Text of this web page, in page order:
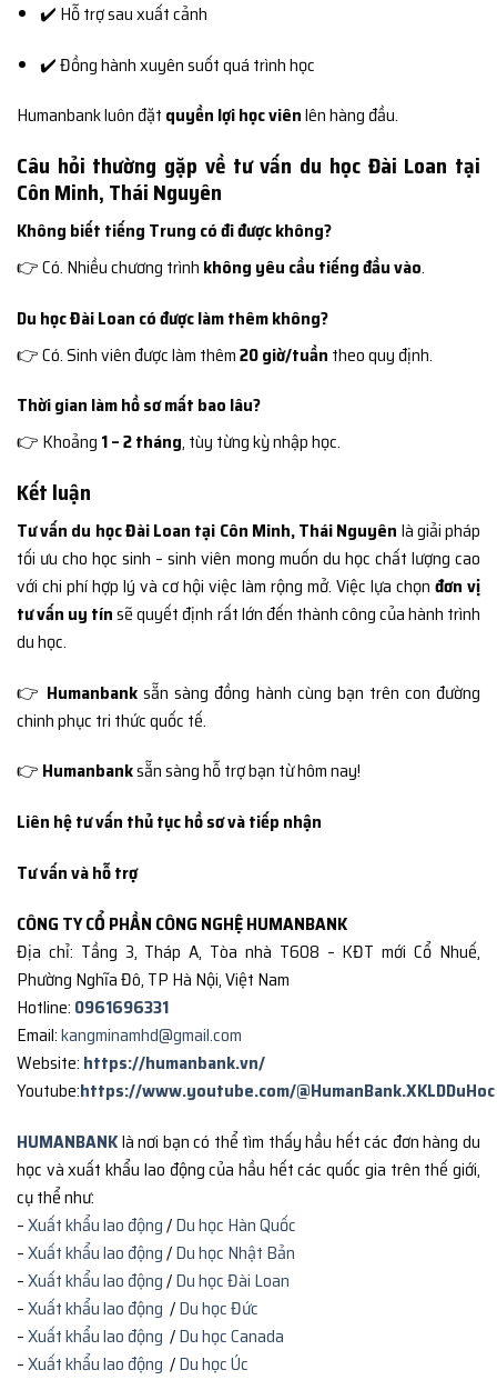
✔️ Hỗ trợ sau xuất cảnh
✔️ Đồng hành xuyên suốt quá trình học
Humanbank luôn đặt quyền lợi học viênlên hàng đầu.
Câu hỏi thường gặp về tư vấn du học Đài Loan tại
Côn Minh, Thái Nguyên
Không biết tiếng Trung có đi được không?
👉 Có. Nhiều chương trình không yêu cầu tiếng đầu vào.
Du học Đài Loan có được làm thêm không?
👉 Có. Sinh viên được làm thêm20 giờ/tuần theo quy định.
Thời gian làm hồ sơ mất bao lâu?
👉 Khoảng 1 – 2 tháng, tùy từng kỳ nhập học.
Kết luận
Tư vấn du học Đài Loan tại Côn Minh, Thái Nguyên là giải pháp
tối ưu cho học sinh – sinh viên mong muốn du học chất lượng cao
với chi phí hợp lý và cơ hội việc làm rộng mở. Việc lựa chọn đơn vị
tư vấn uy tínsẽ quyết định rất lớn đến thành công của hành trình
du học.
👉 Humanbank sẵn sàng đồng hành cùng bạn trên con đường
chinh phục tri thức quốc tế.
👉 Humanbanksẵn sàng hỗ trợ bạn từ hôm nay!
Liên hệ tư vấn thủ tục hồ sơ và tiếp nhận
Tư vấn và hỗ trợ
CÔNG TY CỔ PHẦN CÔNG NGHỆ HUMANBANK
Địa chỉ: Tầng 3, Tháp A, Tòa nhà T608 – KĐT mới Cổ Nhuế,
Phường Nghĩa Đô, TP Hà Nội, Việt Nam
Hotline: 0961696331
Email:kangminamhd@gmail.com
Website: https://humanbank.vn/
Youtube:https://www.youtube.com/@HumanBank.XKLDDuHoc
HUMANBANKlà nơi bạn có thể tìm thấy hầu hết các đơn hàng du
học và xuất khẩu lao động của hầu hết các quốc gia trên thế giới,
cụ thể như:
–Xuất khẩu lao động/Du học Hàn Quốc
–Xuất khẩu lao động/Du học Nhật Bản
–Xuất khẩu lao động/Du học Đài Loan
–Xuất khẩu lao động /Du học Đức
–Xuất khẩu lao động /Du học Canada
–Xuất khẩu lao động /Du học Úc